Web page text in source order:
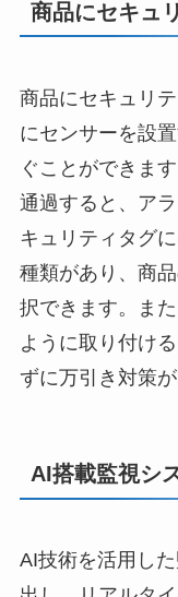
商品にセキュ
商品にセキュリ
にセンサーを設
ぐことができま
通過すると、ア
キュリティタグ
種類があり、商
択できます。ま
ように取り付け
ずに万引き対策が
AI搭載監視シ
AI技術を活用し